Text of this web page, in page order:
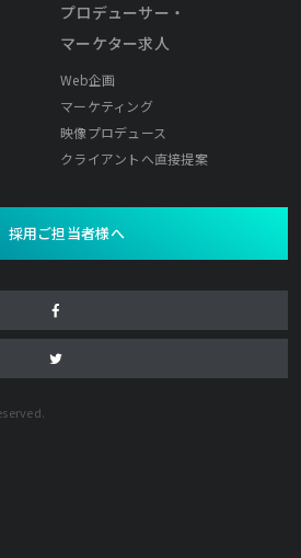
プロデューサー・
マーケター求人
Web企画
マーケティング
映像プロデュース
クライアントへ直接提案
採用ご担当者様へ